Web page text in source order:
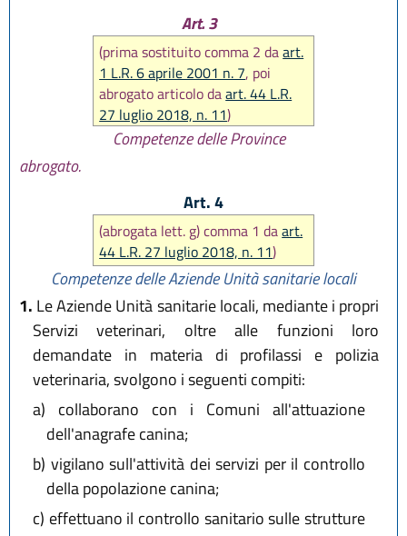
Art. 3
(prima sostituito comma 2 daart.
1 L.R. 6 aprile 2001 n. 7, poi
abrogato articolo daart. 44 L.R.
27 luglio 2018, n. 11)
Competenze delle Province
abrogato.
Art. 4
(abrogata lett. g) comma 1 daart.
44 L.R. 27 luglio 2018, n. 11)
Competenze delle Aziende Unità sanitarie locali
1. Le Aziende Unità sanitarie locali, mediante i propri
Servizi veterinari, oltre alle funzioni loro
demandate in materia di profilassi e polizia
veterinaria, svolgono i seguenti compiti:
a) collaborano con i Comuni all'attuazione
dell'anagrafe canina;
b) vigilano sull'attività dei servizi per il controllo
della popolazione canina;
c) effettuano il controllo sanitario sulle strutture